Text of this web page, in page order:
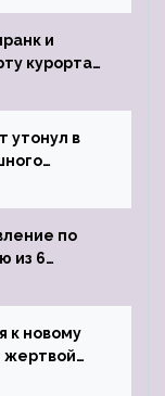
и
курорта,
утонул в
по
из 6
к новому
жертвой